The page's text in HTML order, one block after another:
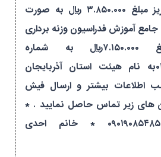
شرایط پرداخت : واریز مبلغ ۳.۸۵۰.۰۰۰ ریال به صورت
جامع آموزش فدراسیون وزنه برداری
و پرداخت مبلغ ۷.۱۵۰.۰۰۰ریال به شماره
حساب۰۱۰۹۰۹۵۸۲۴۰۰۰به نام هیئت استان آذربایجان
بیشتر و ارسال فیش
های زیر تماس حاصل نمایید . *
آقای پورذوالفقار ۰۹۰۱۹۰۸۵۴۸۵ * خانم احدی